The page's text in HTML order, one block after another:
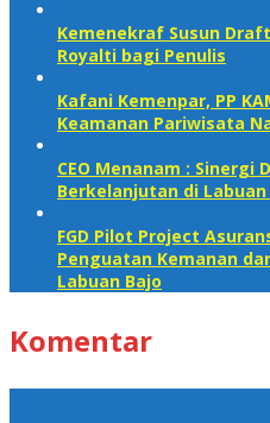
Kemenekraf Susun
Royalti bagi Penulis
Kafani Kemenpar, PP
Keamanan Pariwisata
CEO Menanam : Sinergi
Berkelanjutan di Labuan
FGD Pilot Project
Penguatan Kemanan
Labuan Bajo
Komentar